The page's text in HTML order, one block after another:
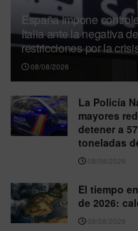
España impone
Italia ante la negativa
restricciones por la
08/08/2026
La Policía
mayores
detener a
toneladas
08/08/2026
El tiempo
de 2026:
08/08/2026